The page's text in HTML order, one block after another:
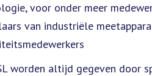
voor onder meer
van industriële
worden altijd gegeven door